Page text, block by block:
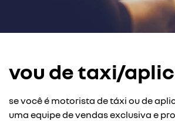
vou de taxi/
se você é motorista de táxi ou de
uma equipe de vendas exclusiva e